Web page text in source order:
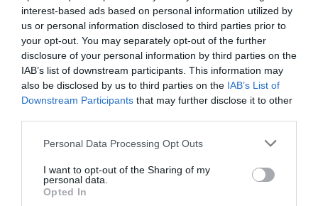
interest-based ads based on personal information utilized by
us or personal information disclosed to third parties prior to
your opt-out. You may separately opt-out of the further
disclosure of your personal information by third parties on the
IAB’s list of downstream participants. This information may
also be disclosed by us to third parties on the IAB’s List of
Downstream Participants that may further disclose it to other
Please note that this website/app uses one or more Google
not limited to your visit or usage behaviour. You may click to
grant or deny consent to Google and its third-party tags to
use your data for below specified purposes in below Google
Personal Data Processing Opt Outs
I want to opt-out of the Sharing of my
personal data.
Opted In
Mindegy milyen jól néz ki a profilképén, és mindegy
milyen érdekes a vele folytatott beszélgetés, mindaddig
nem szabad elhinni, hogy az illető egy valós személy, míg
meg nem ismered őt személyesen is. Ezt akkor se feledd,
amikor kezdenek eluralkodni feletted az érzelmek, és
már azon gondolkodsz, hogy vajon ő lesz-e az igazi.
Légy eredeti, nyitott és hiteles, azonban parancsolj az
személyesen is.
A fentebb felsorolt szabályokon kívül nagyon fontos
még az is, hogy mielőtt elmennél valakivel először